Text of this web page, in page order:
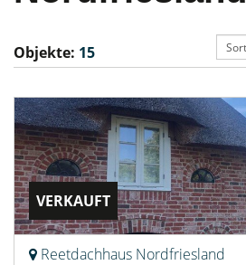
Objekte: 15
VERKAUFT
Reetdachhaus Nordfriesland